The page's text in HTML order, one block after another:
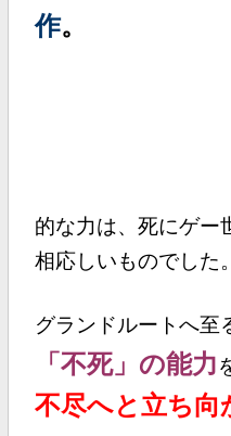
作。
そ
的な力は、死にゲー
相応しいものでした。
グランドルートへ至
「不死」の能力
不尽へと立ち